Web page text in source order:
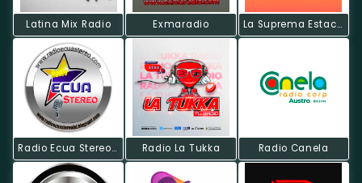
Latina Mix Radio Exmaradio La Suprema Estacion
Radio Ecua Stereo HD Radio La Tukka Radio Canela